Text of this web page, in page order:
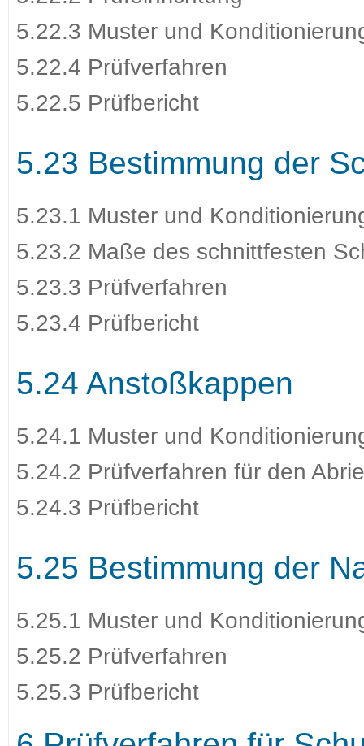
5.22.3 Muster und
5.22.4 Prüfverfahren
5.22.5 Prüfbericht
5.23 Bestimmung der
5.23.1 Muster und
5.23.2 Maße des schnittfesten
5.23.3 Prüfverfahren
5.23.4 Prüfbericht
5.24 Anstoßkappen
5.24.1 Muster und
5.24.2 Prüfverfahren für den
5.24.3 Prüfbericht
5.25 Bestimmung der
5.25.1 Muster und
5.25.2 Prüfverfahren
5.25.3 Prüfbericht